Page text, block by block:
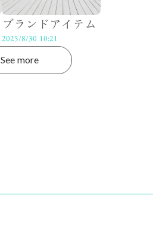
ブランドアイテム
2025/8/30 10:21
See more